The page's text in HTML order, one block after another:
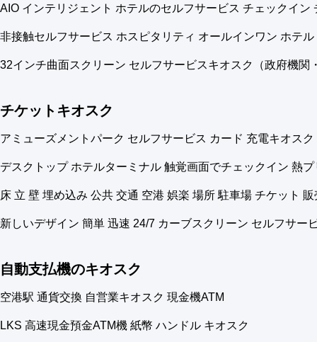
AIO インテリジェント ホテルのセルフサービス チェックイ
非接触セルフサービス ホスピタリティ オールインワン ホテ
32インチ曲面スクリーン セルフサービスキオスク（政府機
チケットキオスク
アミューズメントパーク セルフサービス カード 充電キオス
デスクトップ ホテルターミナル 触覚画面でチェックイン 熱
床 立 壁 埋め込み 公共 交通 空港 娯楽 場所 駐車場 チケット
新しいデザイン 簡単 迅速 24/7 カーブスクリーン セルフサー
自動支払機のキオスク
空港駅 通貨交換 自営業キオスク 現金機ATM
LKS 高速現金預金ATM機 紙幣 ハンドル キオスク